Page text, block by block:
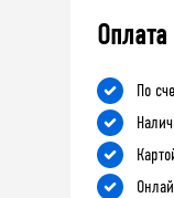
Оплата
По